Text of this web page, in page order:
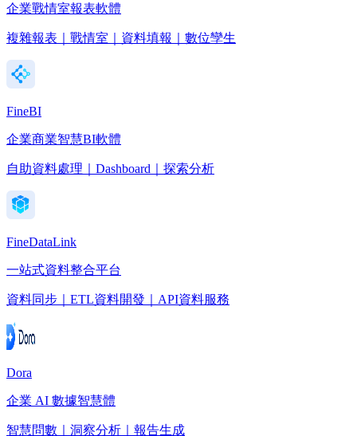
企業戰情室報表軟體
複雜報表｜戰情室｜資料填報｜數位孿生
FineBI
企業商業智慧BI軟體
自助資料處理｜Dashboard｜探索分析
FineDataLink
一站式資料整合平台
資料同步｜ETL資料開發｜API資料服務
Dora
企業 AI 數據智慧體
智慧問數｜洞察分析｜報告生成